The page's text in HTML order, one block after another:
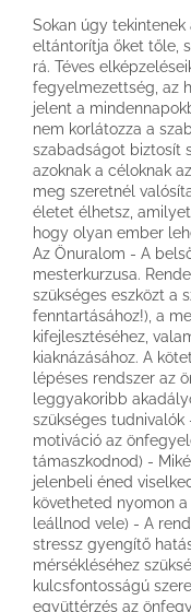
Sokan úgy
eltántorítja őket tőle,
rá. Téves
fegyelmezettség, az
jelent a
nem korlátozza a
szabadságot biztosít
azoknak a céloknak
meg szeretnél
életet élhetsz,
hogy olyan ember
Az Önuralom - A
mesterkurzusa.
szükséges eszközt a
fenntartásához!), a
kifejlesztéséhez,
kiaknázásához. A
lépéses rendszer az
leggyakoribb
szükséges tudnivalók
motiváció az
támaszkodnod) -
jelenbeli éned
követheted nyomon
leállnod vele) - A
stressz gyengítő
mérsékléséhez
kulcsfontosságú
együttérzés az